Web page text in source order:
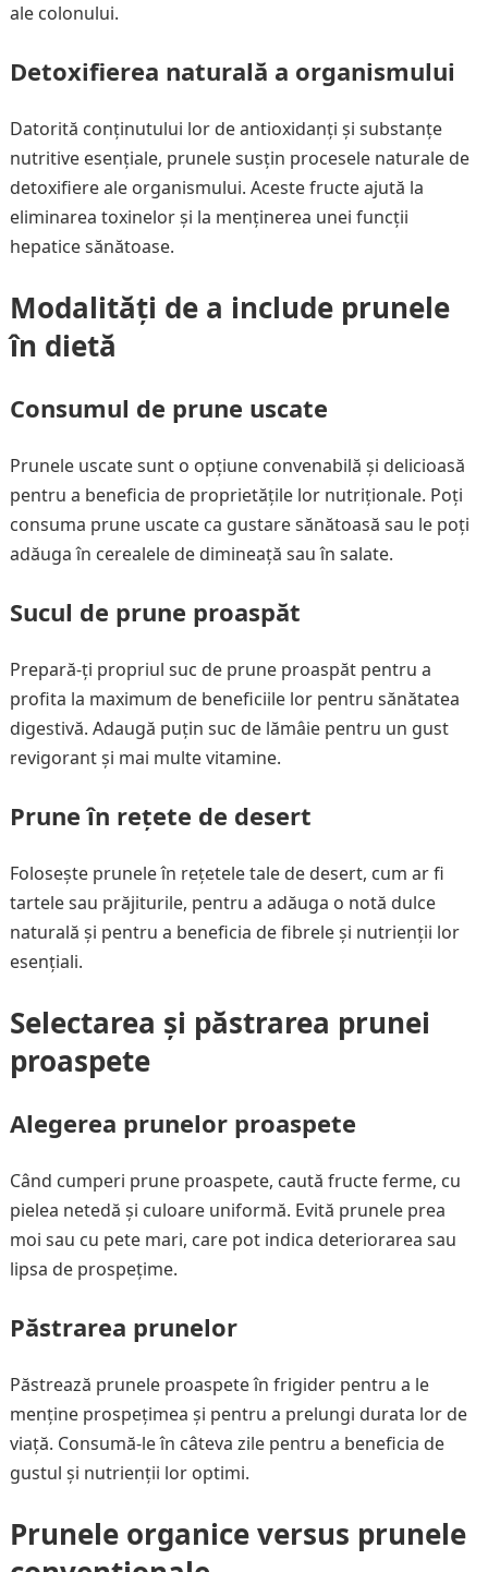
ale colonului.
Detoxifierea naturală a organismului
Datorită conținutului lor de antioxidanți și substanțe
nutritive esențiale, prunele susțin procesele naturale de
detoxifiere ale organismului. Aceste fructe ajută la
eliminarea toxinelor și la menținerea unei funcții
hepatice sănătoase.
Modalități de a include prunele
în dietă
Consumul de prune uscate
Prunele uscate sunt o opțiune convenabilă și delicioasă
pentru a beneficia de proprietățile lor nutriționale. Poți
consuma prune uscate ca gustare sănătoasă sau le poți
adăuga în cerealele de dimineață sau în salate.
Sucul de prune proaspăt
Prepară-ți propriul suc de prune proaspăt pentru a
profita la maximum de beneficiile lor pentru sănătatea
digestivă. Adaugă puțin suc de lămâie pentru un gust
revigorant și mai multe vitamine.
Prune în rețete de desert
Folosește prunele în rețetele tale de desert, cum ar fi
tartele sau prăjiturile, pentru a adăuga o notă dulce
naturală și pentru a beneficia de fibrele și nutrienții lor
esențiali.
Selectarea și păstrarea prunei
proaspete
Alegerea prunelor proaspete
Când cumperi prune proaspete, caută fructe ferme, cu
pielea netedă și culoare uniformă. Evită prunele prea
moi sau cu pete mari, care pot indica deteriorarea sau
lipsa de prospețime.
Păstrarea prunelor
Păstrează prunele proaspete în frigider pentru a le
menține prospețimea și pentru a prelungi durata lor de
viață. Consumă-le în câteva zile pentru a beneficia de
gustul și nutrienții lor optimi.
Prunele organice versus prunele